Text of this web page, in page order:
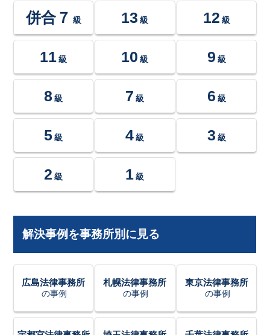
併合７ 級 13 級 12 級
11 級 10 級 9 級
8 級 7 級 6 級
5 級 4 級 3 級
2 級 1 級
解決事例を事務所別に見る
広島法律事務所
の事例
札幌法律事務所
の事例
東京法律事務所
の事例